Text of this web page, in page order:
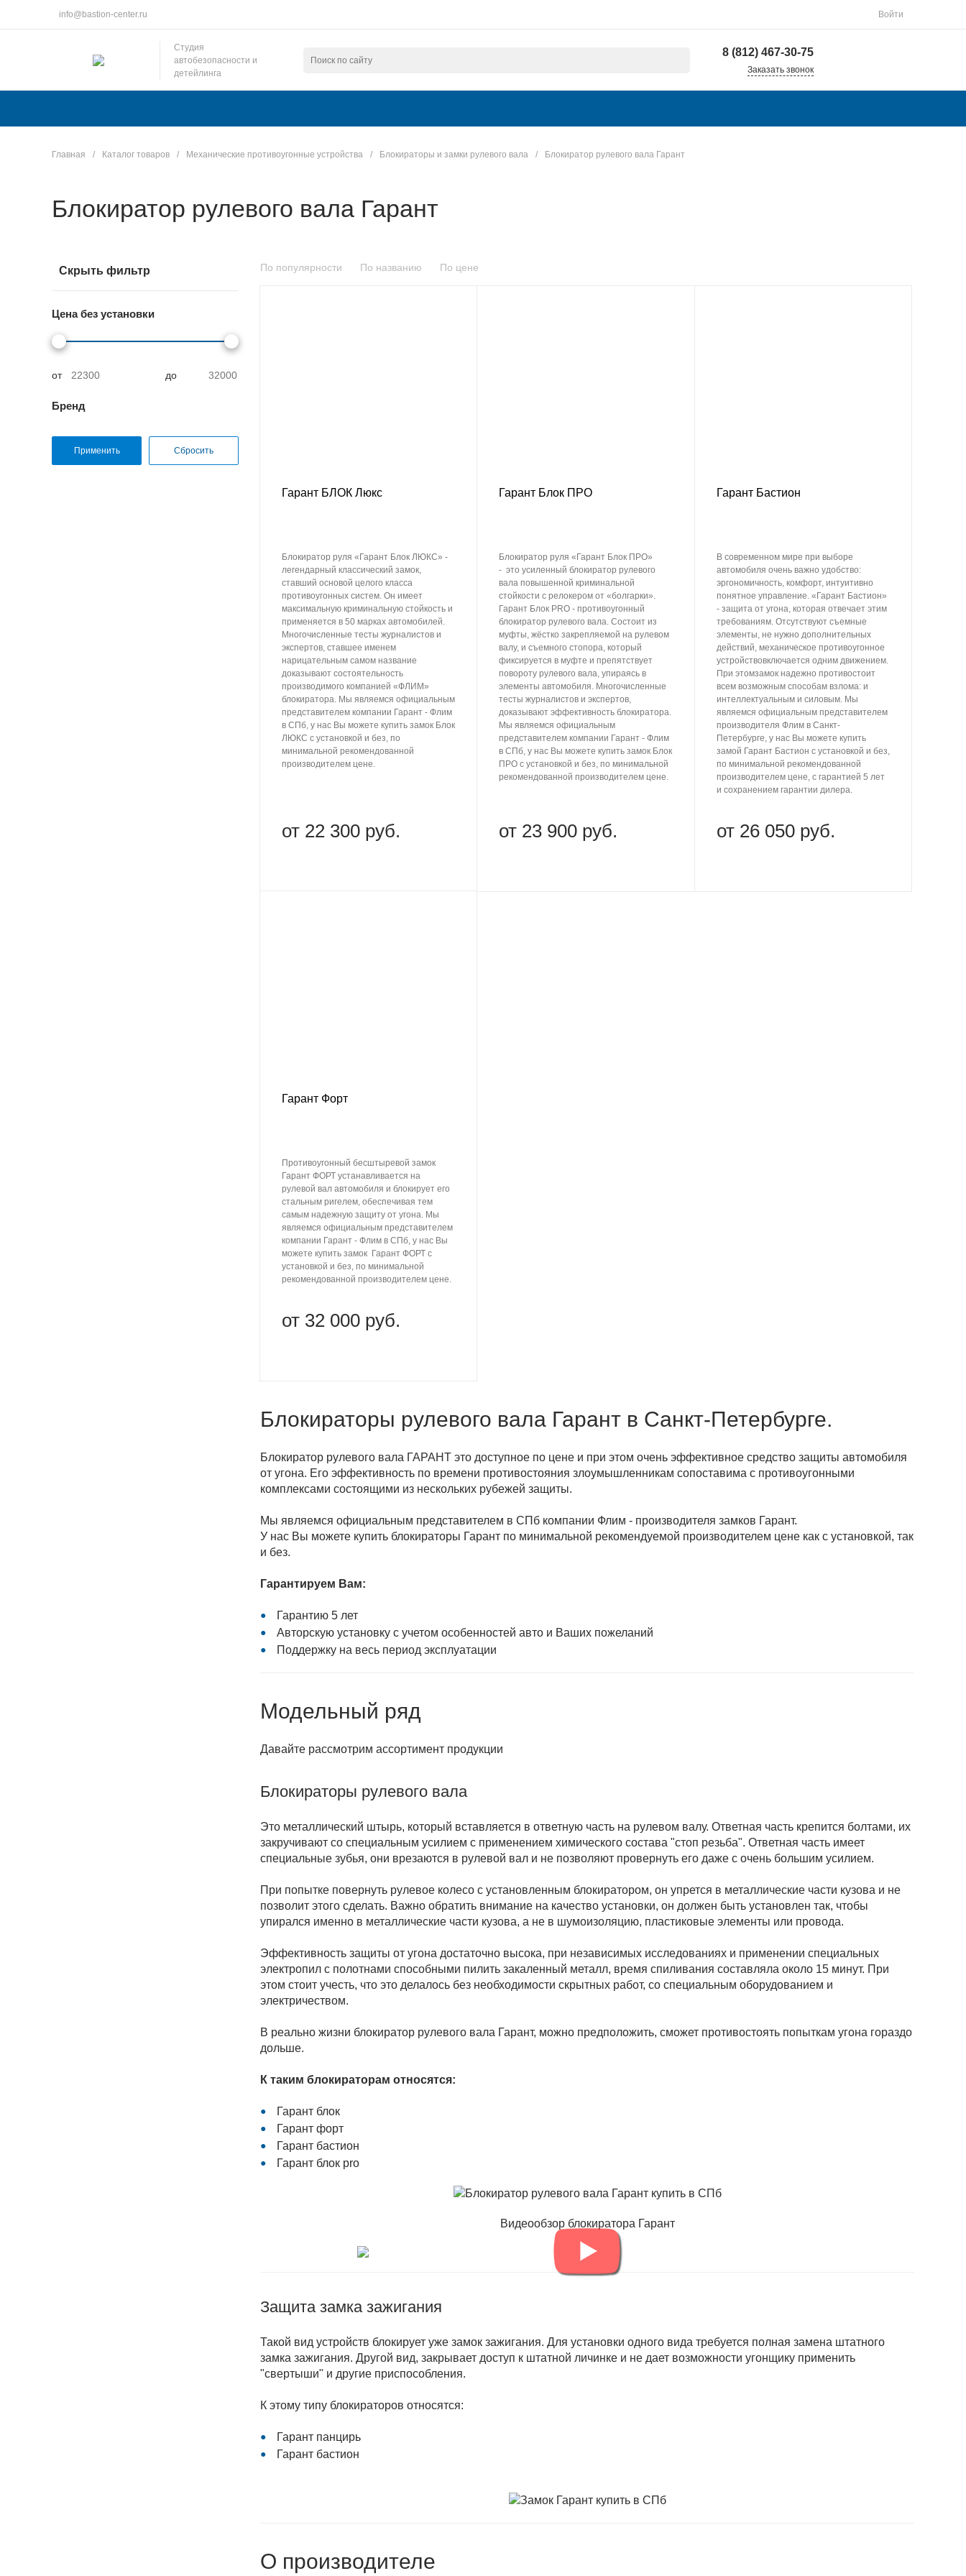
info@bastion-center.ru Войти
Студия
автобезопасности и
детейлинга
8 (812) 467-30-75
Заказать звонок
Главная / Каталог товаров / Механические противоугонные устройства / Блокираторы и замки рулевого вала / Блокиратор рулевого вала Гарант
Блокиратор рулевого вала Гарант
Скрыть фильтр
Цена без установки
от до
Бренд
По популярности По названию По цене
Гарант БЛОК Люкс
Блокиратор руля «Гарант Блок ЛЮКС» -
легендарный классический замок,
ставший основой целого класса
противоугонных систем. Он имеет
максимальную криминальную стойкость и
применяется в 50 марках автомобилей.
Многочисленные тесты журналистов и
экспертов, ставшее именем
нарицательным самом название
доказывают состоятельность
производимого компанией «ФЛИМ»
блокиратора. Мы являемся официальным
представителем компании Гарант - Флим
в СПб, у нас Вы можете купить замок Блок
ЛЮКС с установкой и без, по
минимальной рекомендованной
производителем цене.
от 22 300 руб.
Гарант Блок ПРО
Блокиратор руля «Гарант Блок ПРО»
- это усиленный блокиратор рулевого
вала повышенной криминальной
стойкости с релокером от «болгарки».
Гарант Блок PRO - противоугонный
блокиратор рулевого вала. Состоит из
муфты, жёстко закрепляемой на рулевом
валу, и съемного стопора, который
фиксируется в муфте и препятствует
повороту рулевого вала, упираясь в
элементы автомобиля. Многочисленные
тесты журналистов и экспертов,
доказывают эффективность блокиратора.
Мы являемся официальным
представителем компании Гарант - Флим
в СПб, у нас Вы можете купить замок Блок
ПРО с установкой и без, по минимальной
рекомендованной производителем цене.
от 23 900 руб.
Гарант Бастион
В современном мире при выборе
автомобиля очень важно удобство:
эргономичность, комфорт, интуитивно
понятное управление. «Гарант Бастион»
- защита от угона, которая отвечает этим
требованиям. Отсутствуют съемные
элементы, не нужно дополнительных
действий, механическое противоугонное
устройствовключается одним движением.
При этомзамок надежно противостоит
всем возможным способам взлома: и
интеллектуальным и силовым. Мы
являемся официальным представителем
производителя Флим в Санкт-
Петербурге, у нас Вы можете купить
замой Гарант Бастион с установкой и без,
по минимальной рекомендованной
производителем цене, с гарантией 5 лет
и сохранением гарантии дилера.
от 26 050 руб.
Гарант Форт
Противоугонный бесштыревой замок
Гарант ФОРТ устанавливается на
рулевой вал автомобиля и блокирует его
стальным ригелем, обеспечивая тем
самым надежную защиту от угона. Мы
являемся официальным представителем
компании Гарант - Флим в СПб, у нас Вы
можете купить замок Гарант ФОРТ с
установкой и без, по минимальной
рекомендованной производителем цене.
от 32 000 руб.
Блокираторы рулевого вала Гарант в Санкт-Петербурге.
Блокиратор рулевого вала ГАРАНТ это доступное по цене и при этом очень эффективное средство защиты автомобиля
от угона. Его эффективность по времени противостояния злоумышленникам сопоставима с противоугонными
комплексами состоящими из нескольких рубежей защиты.
Мы являемся официальным представителем в СПб компании Флим - производителя замков Гарант.
У нас Вы можете купить блокираторы Гарант по минимальной рекомендуемой производителем цене как с установкой, так
и без.
Гарантируем Вам:
Гарантию 5 лет
Авторскую установку с учетом особенностей авто и Ваших пожеланий
Поддержку на весь период эксплуатации
Модельный ряд
Давайте рассмотрим ассортимент продукции
Блокираторы рулевого вала
Это металлический штырь, который вставляется в ответную часть на рулевом валу. Ответная часть крепится болтами, их
закручивают со специальным усилием с применением химического состава "стоп резьба". Ответная часть имеет
специальные зубья, они врезаются в рулевой вал и не позволяют провернуть его даже с очень большим усилием.
При попытке повернуть рулевое колесо с установленным блокиратором, он упрется в металлические части кузова и не
позволит этого сделать. Важно обратить внимание на качество установки, он должен быть установлен так, чтобы
упирался именно в металлические части кузова, а не в шумоизоляцию, пластиковые элементы или провода.
Эффективность защиты от угона достаточно высока, при независимых исследованиях и применении специальных
электропил с полотнами способными пилить закаленный металл, время спиливания составляла около 15 минут. При
этом стоит учесть, что это делалось без необходимости скрытных работ, со специальным оборудованием и
электричеством.
В реально жизни блокиратор рулевого вала Гарант, можно предположить, сможет противостоять попыткам угона гораздо
дольше.
К таким блокираторам относятся:
Гарант блок
Гарант форт
Гарант бастион
Гарант блок pro
Видеообзор блокиратора Гарант
Защита замка зажигания
Такой вид устройств блокирует уже замок зажигания. Для установки одного вида требуется полная замена штатного
замка зажигания. Другой вид, закрывает доступ к штатной личинке и не дает возможности угонщику применить
"свертыши" и другие приспособления.
К этому типу блокираторов относятся:
Гарант панцирь
Гарант бастион
О производителе